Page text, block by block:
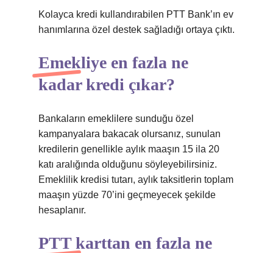
Kolayca kredi kullandırabilen PTT Bank’ın ev
hanımlarına özel destek sağladığı ortaya çıktı.
Emekliye en fazla ne
kadar kredi çıkar?
Bankaların emeklilere sunduğu özel
kampanyalara bakacak olursanız, sunulan
kredilerin genellikle aylık maaşın 15 ila 20
katı aralığında olduğunu söyleyebilirsiniz.
Emeklilik kredisi tutarı, aylık taksitlerin toplam
maaşın yüzde 70’ini geçmeyecek şekilde
hesaplanır.
PTT karttan en fazla ne